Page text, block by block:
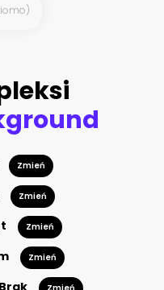
Zmień
Zmień
Zmień
Zmień